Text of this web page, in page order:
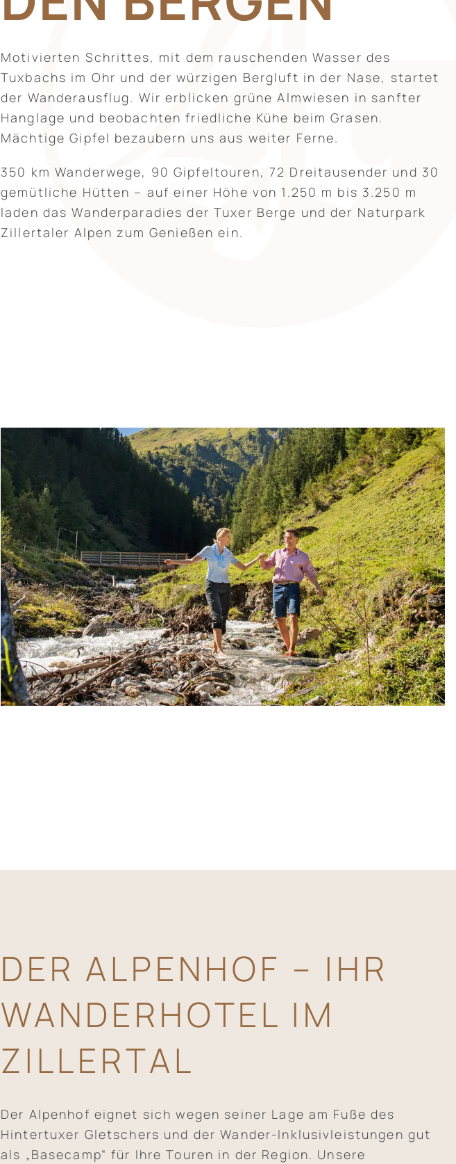
Motivierten Schrittes, mit dem rauschenden Wasser des
Tuxbachs im Ohr und der würzigen Bergluft in der Nase, startet
der Wanderausflug. Wir erblicken grüne Almwiesen in sanfter
Hanglage und beobachten friedliche Kühe beim Grasen.
Mächtige Gipfel bezaubern uns aus weiter Ferne.
350 km Wanderwege, 90 Gipfeltouren, 72 Dreitausender und 30
gemütliche Hütten – auf einer Höhe von 1.250 m bis 3.250 m
laden das Wanderparadies der Tuxer Berge und der Naturpark
Zillertaler Alpen zum Genießen ein.
DER ALPENHOF – IHR
WANDERHOTEL IM
ZILLERTAL
Der Alpenhof eignet sich wegen seiner Lage am Fuße des
Hintertuxer Gletschers und der Wander-Inklusivleistungen gut
als „Basecamp“ für Ihre Touren in der Region. Unsere